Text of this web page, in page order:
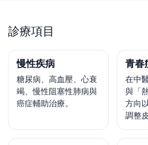
診療項目
慢性疾病
糖尿病、高血壓、心衰
竭、慢性阻塞性肺病與
癌症輔助治療。
青春
在中
與「
方向
調整